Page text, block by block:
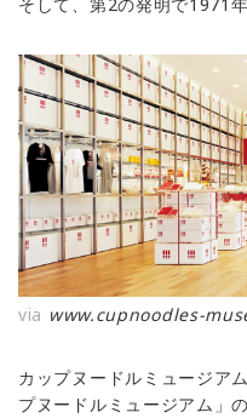
via www.cupnoodles-
カップヌードルミュージア
プヌードルミュージアム」